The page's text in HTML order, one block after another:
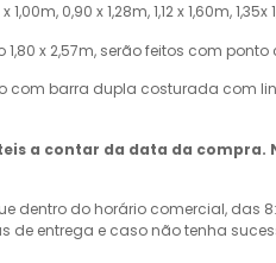
0,90 x 1,28m, 1,12 x 1,60m,
x 2,57m, serão feitos com ponto
com barra dupla costurada
a contar da data da
dentro do horário comercial,
de entrega e caso não tenha